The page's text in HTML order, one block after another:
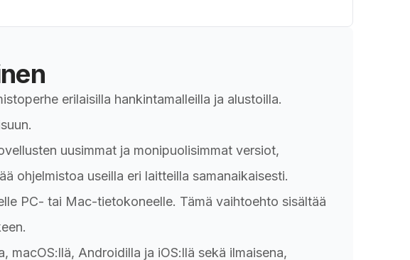
erilaisilla hankintamalleilla ja alustoilla.
uusimmat ja monipuolisimmat versiot,
ohjelmistoa useilla eri laitteilla samanaikaisesti.
PC- tai Mac-tietokoneelle. Tämä vaihtoehto sisältää
Androidilla ja iOS:llä sekä ilmaisena,